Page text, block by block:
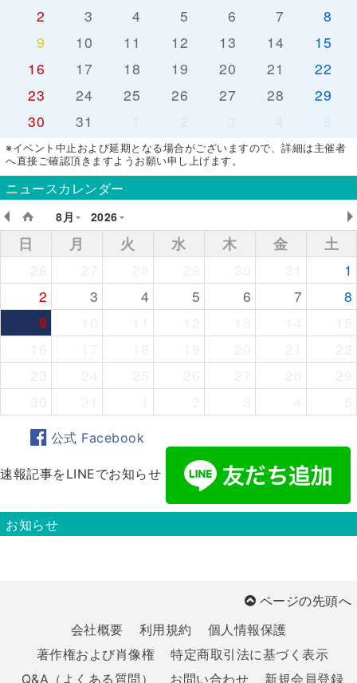
2
3 4 5 6 7
8
9
10 11 12 13 14
15
16
17 18 19 20 21
22
23
24 25 26 27 28
29
30
31 5
※イベント中止および延期となる場合がございますので、詳細は主催者
へ直接ご確認頂きますようお願い申し上げます。
ニュースカレンダー
8月
2026
日 月 火 水 木 金
土
26
1
2
3 4 5 6 7
8
9
15
16
22
23
29
30
5
公式 Facebook
速報記事をLINEでお知らせ
お知らせ
ページの先頭へ
会社概要
利用規約
個人情報保護
著作権および肖像権
特定商取引法に基づく表示
Q&A（よくある質問）
お問い合わせ 新規会員登録